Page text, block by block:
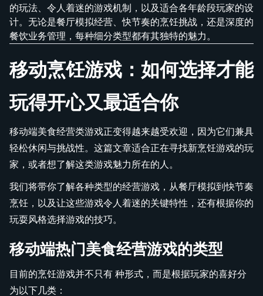
的玩法、令人着迷的游戏机制，以及适合各年龄段玩家的设
计。无论是餐厅模拟经营、快节奏的烹饪挑战，还是深度的
餐饮业务管理，每种细分类型都有其独特的魅力。
移动烹饪游戏：如何选择才能
玩得开心又最适合你
移动端美食经营类游戏正变得越来越受欢迎，因为它们兼具
轻松休闲与挑战性。这篇文章适合正在寻找新烹饪游戏的玩
家，或者想了解这类游戏魅力所在的人。
我们将带你了解各种类型的经营游戏，从餐厅模拟到快节奏
烹饪，以及让这些游戏令人着迷的关键特性，还有根据你的
玩耍风格选择游戏的技巧。
移动端热门美食经营游戏的类型
目前的烹饪游戏并不只有 种形式，而是根据玩家的喜好分
为以下几类：